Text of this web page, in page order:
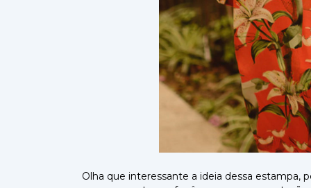
Olha que interessante a ideia dessa estampa,